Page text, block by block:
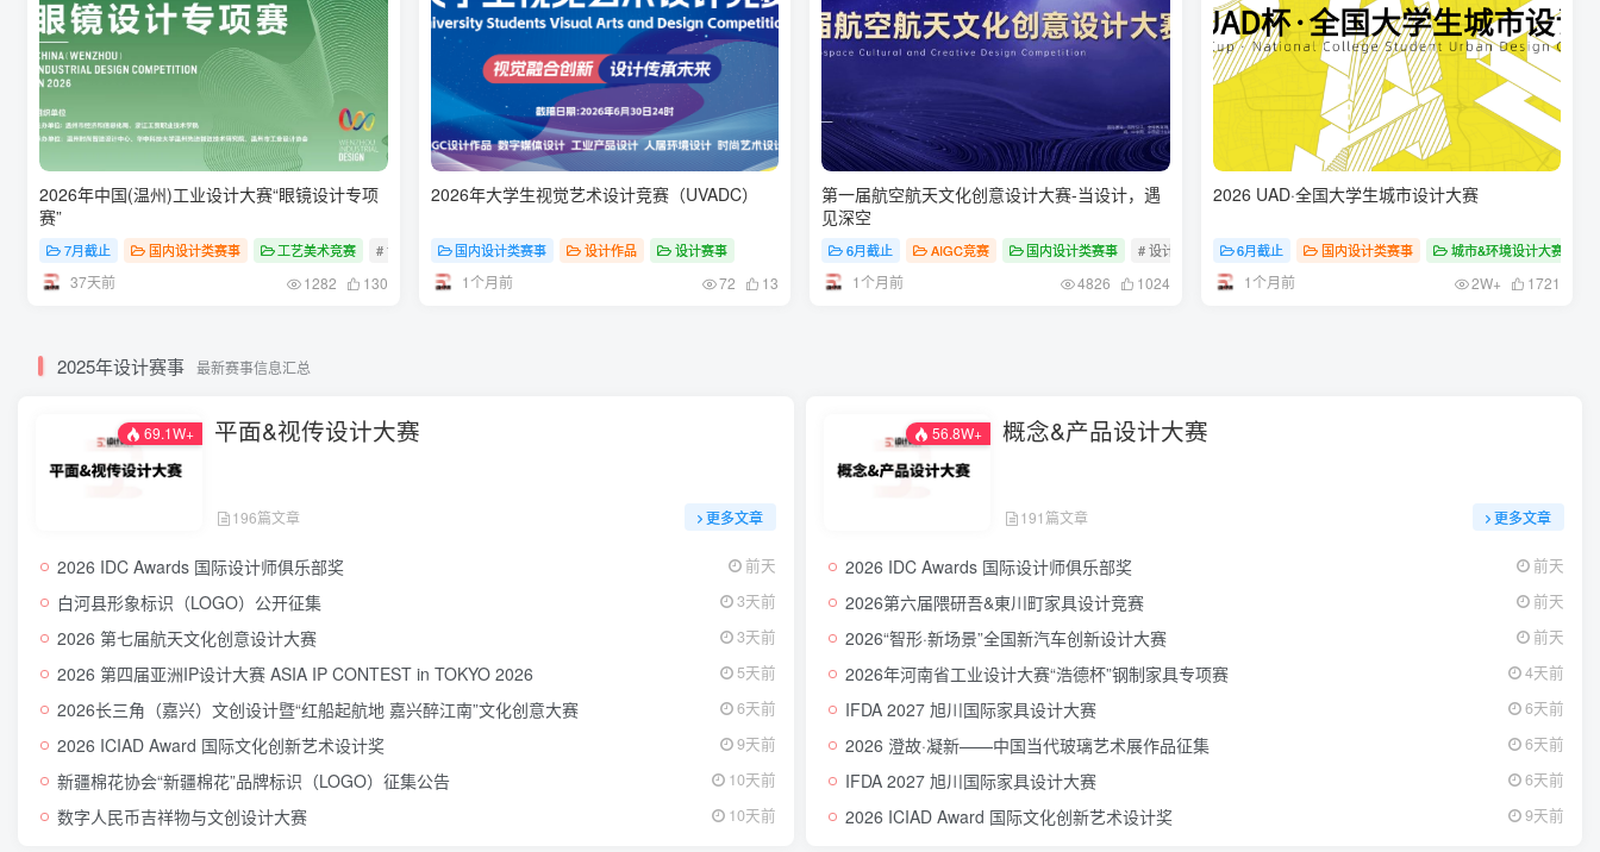
2026年中国(温州)工业设计大赛“眼镜设计专项
赛”
7月截止 国内设计类赛事 工艺美术竞赛 # 设计竞赛 # 设计大赛 # 设计
37天前 1282 130
2026年大学生视觉艺术设计竞赛（UVADC）
国内设计类赛事 设计作品 设计赛事
1个月前 72 13
第一届航空航天文化创意设计大赛-当设计，遇
见深空
6月截止 AIGC竞赛 国内设计类赛事 # 设计竞赛 # 设计大赛 # 设计
1个月前 4826 1024
2026 UAD·全国大学生城市设计大赛
6月截止 国内设计类赛事 城市&环境设计大赛
1个月前 2W+ 1721
2025年设计赛事 最新赛事信息汇总
69.1W+ 平面&视传设计大赛
196篇文章 更多文章
2026 IDC Awards 国际设计师俱乐部奖 前天
白河县形象标识（LOGO）公开征集 3天前
2026 第七届航天文化创意设计大赛 3天前
2026 第四届亚洲IP设计大赛 ASIA IP CONTEST in TOKYO 2026 5天前
2026长三角（嘉兴）文创设计暨“红船起航地 嘉兴醉江南”文化创意大赛 6天前
2026 ICIAD Award 国际文化创新艺术设计奖 9天前
新疆棉花协会“新疆棉花”品牌标识（LOGO）征集公告 10天前
数字人民币吉祥物与文创设计大赛 10天前
56.8W+ 概念&产品设计大赛
191篇文章 更多文章
2026 IDC Awards 国际设计师俱乐部奖 前天
2026第六届隈研吾&東川町家具设计竞赛 前天
2026“智形·新场景”全国新汽车创新设计大赛 前天
2026年河南省工业设计大赛“浩德杯”钢制家具专项赛 4天前
IFDA 2027 旭川国际家具设计大赛 6天前
2026 澄故·凝新——中国当代玻璃艺术展作品征集 6天前
IFDA 2027 旭川国际家具设计大赛 6天前
2026 ICIAD Award 国际文化创新艺术设计奖 9天前